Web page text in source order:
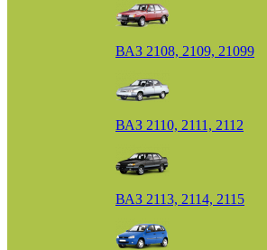
ВАЗ 2108, 2109, 21099
ВАЗ 2110, 2111, 2112
ВАЗ 2113, 2114, 2115